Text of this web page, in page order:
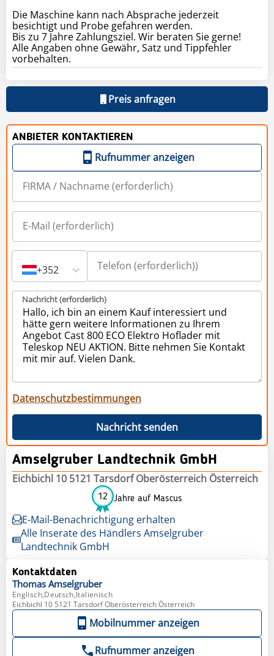
Die Maschine kann nach Absprache jederzeit
besichtigt und Probe gefahren werden.
Bis zu 7 Jahre Zahlungsziel. Wir beraten Sie gerne!
Alle Angaben ohne Gewähr, Satz und Tippfehler
vorbehalten.
Preis anfragen
ANBIETER KONTAKTIEREN
Rufnummer anzeigen
+352
Nachricht (erforderlich)
Datenschutzbestimmungen
Nachricht senden
Amselgruber Landtechnik GmbH
Eichbichl 10 5121 Tarsdorf Oberösterreich Österreich
12 Jahre auf Mascus
E-Mail-Benachrichtigung erhalten
Alle Inserate des Händlers Amselgruber
Landtechnik GmbH
Kontaktdaten
Thomas Amselgruber
Englisch,Deutsch,Italienisch
Eichbichl 10 5121 Tarsdorf Oberösterreich Österreich
Mobilnummer anzeigen
Rufnummer anzeigen